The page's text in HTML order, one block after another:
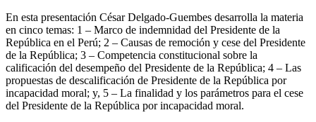
En esta presentación César Delgado-Guembes desarrolla la materia
en cinco temas: 1 – Marco de indemnidad del Presidente de la
República en el Perú; 2 – Causas de remoción y cese del Presidente
de la República; 3 – Competencia constitucional sobre la
calificación del desempeño del Presidente de la República; 4 – Las
propuestas de descalificación de Presidente de la República por
incapacidad moral; y, 5 – La finalidad y los parámetros para el cese
del Presidente de la República por incapacidad moral.